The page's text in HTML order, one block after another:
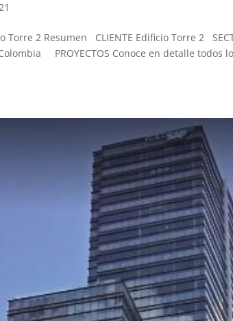
Torre 2 Resumen CLIENTE Edificio Torre 2
Colombia PROYECTOS Conoce en detalle